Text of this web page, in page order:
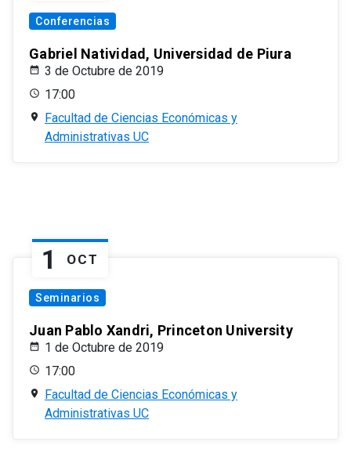
Conferencias
Gabriel Natividad, Universidad de Piura
3 de Octubre de 2019
17:00
Facultad de Ciencias Económicas y
Administrativas UC
1 OCT
Seminarios
Juan Pablo Xandri, Princeton University
1 de Octubre de 2019
17:00
Facultad de Ciencias Económicas y
Administrativas UC